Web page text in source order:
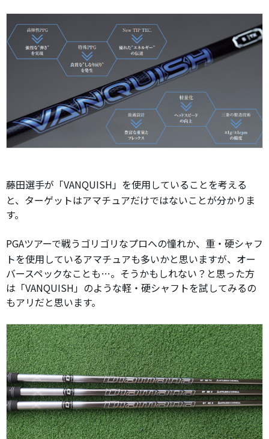
藤田選手が「VANQUISH」を使用していることを考える
と、ターゲットはアマチュアだけではないことが分かりま
す。
PGAツアーで戦うゴリゴリなプロへの憧れか、重・硬シャフ
トを使用しているアマチュアも多いかと思いますが、オー
バースペックなことも…。そうかもしれない？と思った方
は「VANQUISH」のような軽・硬シャフトを試してみるの
もアリだと思います。